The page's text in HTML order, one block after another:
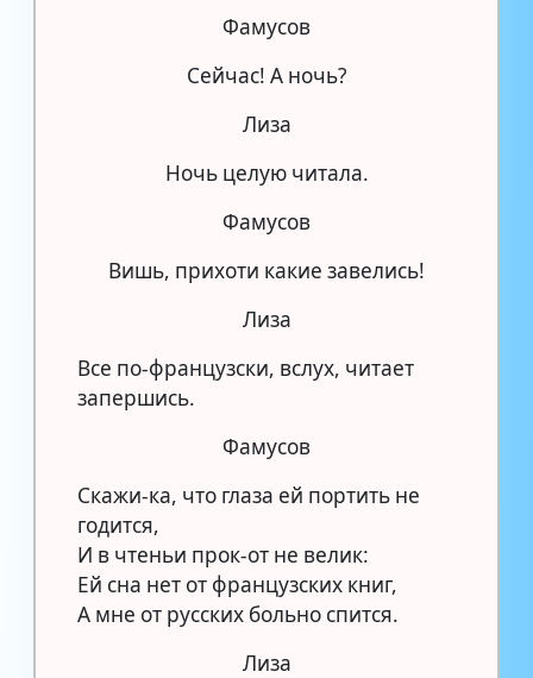
Фамусов
Сейчас! А ночь?
Лиза
Ночь целую читала.
Фамусов
Вишь, прихоти какие завелись!
Лиза
Все по-французски, вслух, читает
запершись.
Фамусов
Скажи-ка, что глаза ей портить не
годится,
И в чтеньи прок-от не велик:
Ей сна нет от французских книг,
А мне от русских больно спится.
Лиза